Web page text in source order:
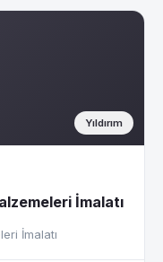
Yıldırım
İmalatı
İmalatı